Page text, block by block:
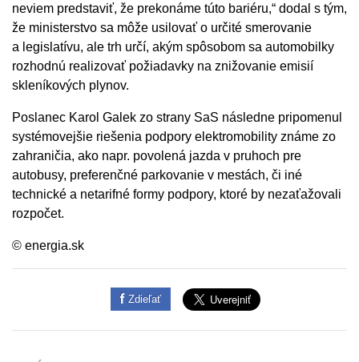
neviem predstaviť, že prekonáme túto bariéru,“ dodal s tým,
že ministerstvo sa môže usilovať o určité smerovanie
a legislatívu, ale trh určí, akým spôsobom sa automobilky
rozhodnú realizovať požiadavky na znižovanie emisií
skleníkových plynov.
Poslanec Karol Galek zo strany SaS následne pripomenul
systémovejšie riešenia podpory elektromobility známe zo
zahraničia, ako napr. povolená jazda v pruhoch pre
autobusy, preferenčné parkovanie v mestách, či iné
technické a netarifné formy podpory, ktoré by nezaťažovali
rozpočet.
© energia.sk
Zdieľať